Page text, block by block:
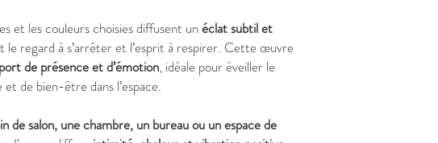
et les couleurs choisies diffusent unéclat subtil et
le regard à s’arrêter et l’esprit à respirer. Cette œuvre
de présence et d’émotion, idéale pour éveiller le
de bien-être dans l’espace.
de salon, une chambre, un bureau ou un espace de